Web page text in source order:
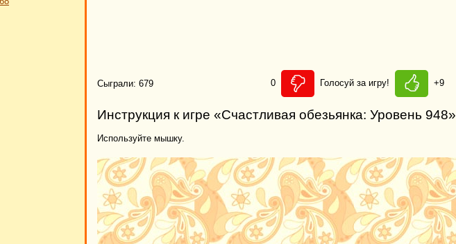
Сыграли: 679 0 Голосуй за игру! +9
Инструкция к игре «Счастливая обезьянка: Уровень 948»
Используйте мышку.